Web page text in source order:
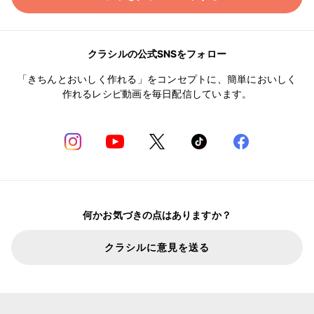
クラシルの公式SNSをフォロー
「きちんとおいしく作れる」をコンセプトに、簡単においしく
作れるレシピ動画を毎日配信しています。
何かお気づきの点はありますか？
クラシルに意見を送る